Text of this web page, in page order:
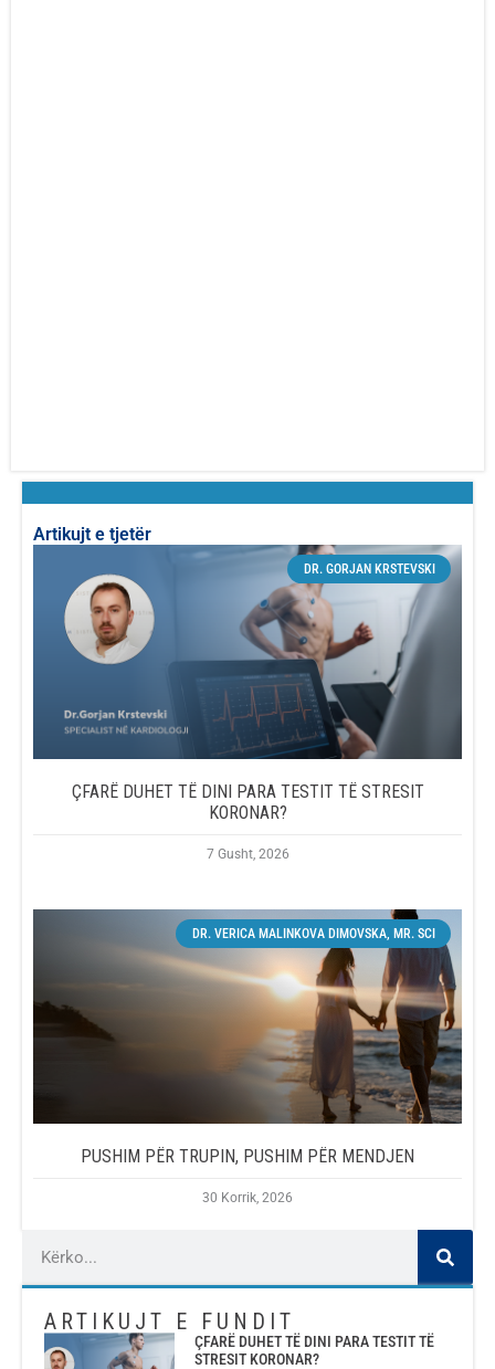
Artikujt e tjetër
DR. GORJAN KRSTEVSKI
ÇFARË DUHET TË DINI PARA TESTIT TË STRESIT
KORONAR?
7 Gusht, 2026
DR. VERICA MALINKOVA DIMOVSKA, MR. SCI
PUSHIM PËR TRUPIN, PUSHIM PËR MENDJEN
30 Korrik, 2026
ARTIKUJT E FUNDIT
ÇFARË DUHET TË DINI PARA TESTIT TË
STRESIT KORONAR?